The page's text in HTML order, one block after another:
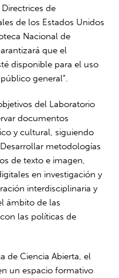
de
de los Estados Unidos
Nacional de
que el
disponible para el uso
general”.
del Laboratorio
documentos
y cultural, siguiendo
metodologías
de texto e imagen,
en investigación y
interdisciplinaria y
ámbito de las
las políticas de
de Ciencia Abierta, el
un espacio formativo